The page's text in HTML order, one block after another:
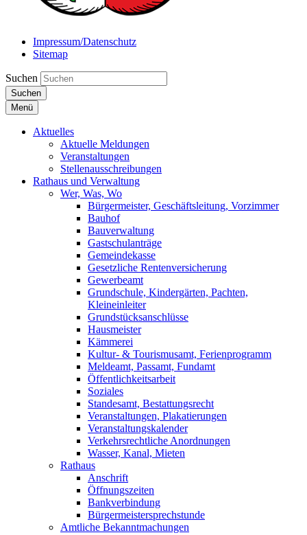
Impressum/Datenschutz
Sitemap
Suchen
Suchen
Menü
Aktuelles
Aktuelle Meldungen
Veranstaltungen
Stellenausschreibungen
Rathaus und Verwaltung
Wer, Was, Wo
Bürgermeister, Geschäftsleitung, Vorzimmer
Bauhof
Bauverwaltung
Gastschulanträge
Gemeindekasse
Gesetzliche Rentenversicherung
Gewerbeamt
Grundschule, Kindergärten, Pachten,
Kleineinleiter
Grundstücksanschlüsse
Hausmeister
Kämmerei
Kultur- & Tourismusamt, Ferienprogramm
Meldeamt, Passamt, Fundamt
Öffentlichkeitsarbeit
Soziales
Standesamt, Bestattungsrecht
Veranstaltungen, Plakatierungen
Veranstaltungskalender
Verkehrsrechtliche Anordnungen
Wasser, Kanal, Mieten
Rathaus
Anschrift
Öffnungszeiten
Bankverbindung
Bürgermeistersprechstunde
Amtliche Bekanntmachungen